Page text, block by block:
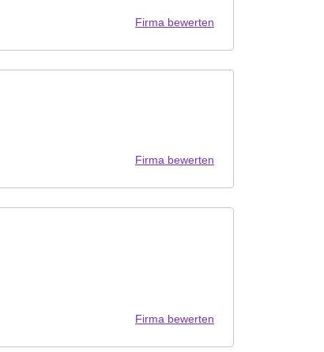
Firma bewerten
Firma bewerten
Firma bewerten